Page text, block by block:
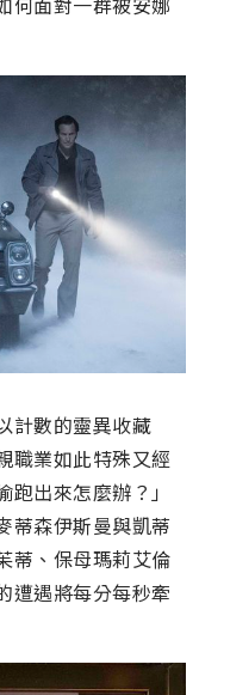
計數的靈異收藏
職業如此特殊又經
出來怎麼辦？」
蒂森伊斯曼與凱蒂
蒂、保母瑪莉艾倫
遭遇將每分每秒牽